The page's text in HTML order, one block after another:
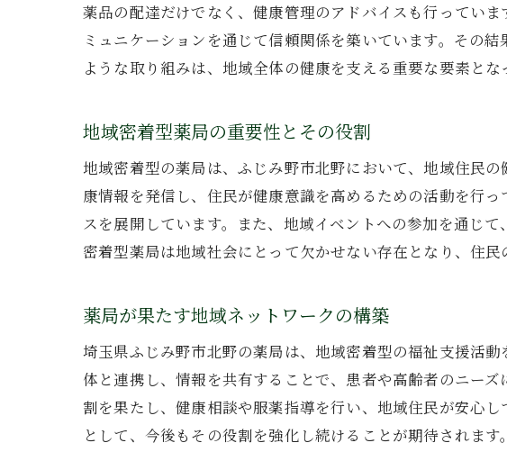
地域社
薬局が
地域医
住民に
健康パ
地域住
地域の
薬局が地域
地域福
薬局が
薬品の配達だけでなく、健康管理のアドバイスも行ってい
ミュニケーションを通じて信頼関係を築いています。その
ような取り組みは、地域全体の健康を支える重要な要素とな
地域密着型薬局の重要性とその役割
地域密着型の薬局は、ふじみ野市北野において、地域住民
康情報を発信し、住民が健康意識を高めるための活動を行
スを展開しています。また、地域イベントへの参加を通じ
密着型薬局は地域社会にとって欠かせない存在となり、住民
薬局が果たす地域ネットワークの構築
埼玉県ふじみ野市北野の薬局は、地域密着型の福祉支援活
体と連携し、情報を共有することで、患者や高齢者のニー
割を果たし、健康相談や服薬指導を行い、地域住民が安心
として、今後もその役割を強化し続けることが期待されます。